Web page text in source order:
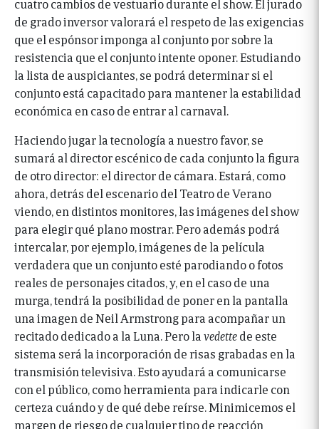
cuatro cambios de vestuario durante el show. El jurado
de grado inversor valorará el respeto de las exigencias
que el espónsor imponga al conjunto por sobre la
resistencia que el conjunto intente oponer. Estudiando
la lista de auspiciantes, se podrá determinar si el
conjunto está capacitado para mantener la estabilidad
económica en caso de entrar al carnaval.
Haciendo jugar la tecnología a nuestro favor, se
sumará al director escénico de cada conjunto la figura
de otro director: el director de cámara. Estará, como
ahora, detrás del escenario del Teatro de Verano
viendo, en distintos monitores, las imágenes del show
para elegir qué plano mostrar. Pero además podrá
intercalar, por ejemplo, imágenes de la película
verdadera que un conjunto esté parodiando o fotos
reales de personajes citados, y, en el caso de una
murga, tendrá la posibilidad de poner en la pantalla
una imagen de Neil Armstrong para acompañar un
recitado dedicado a la Luna. Pero la vedettede este
sistema será la incorporación de risas grabadas en la
transmisión televisiva. Esto ayudará a comunicarse
con el público, como herramienta para indicarle con
certeza cuándo y de qué debe reírse. Minimicemos el
margen de riesgo de cualquier tipo de reacción